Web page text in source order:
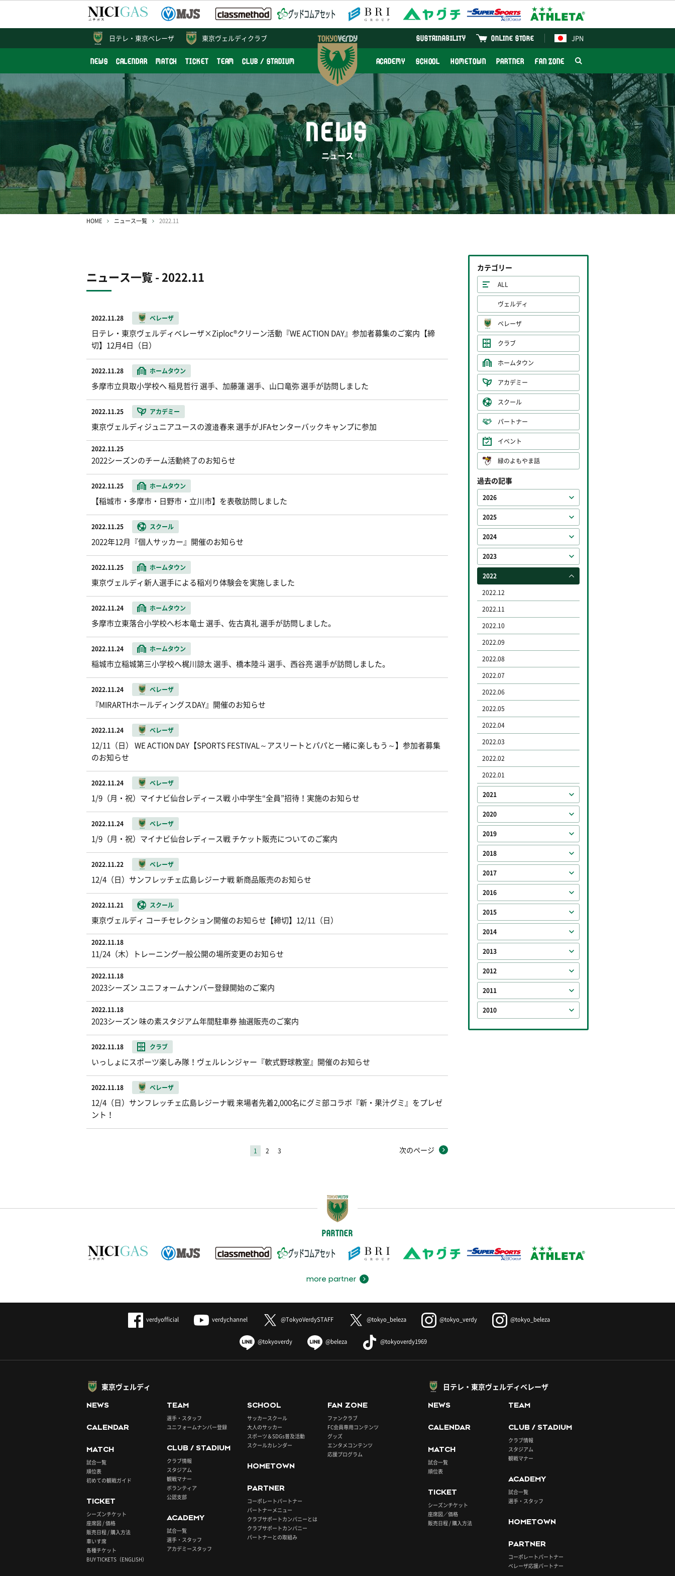
東京ヴェルディクラブ JPN
ONLINE STORE
SUSTAINABILITY
NEWS CALENDAR MATCH TICKET TEAM CLUB / STADIUM ACADEMY SCHOOL HOMETOWN PARTNER FAN ZONE
日テレ・ 東京ベレーザ
NEWS
ニュース
HOME ニュース一覧 2022.11
ニュース一覧 - 2022.11
2022.11.28 ベレーザ
日テレ・東京ヴェルディベレーザ×Ziploc®クリーン活動『WE ACTION DAY』参加者募集のご案内【締
切】12月4日（日）
2022.11.28 ホームタウン
多摩市立貝取小学校へ 稲見哲行 選手、加藤蓮 選手、山口竜弥 選手が訪問しました
2022.11.25 アカデミー
東京ヴェルディジュニアユースの渡邉春来 選手がJFAセンターバックキャンプに参加
2022.11.25
2022シーズンのチーム活動終了のお知らせ
2022.11.25 ホームタウン
【稲城市・多摩市・日野市・立川市】を表敬訪問しました
2022.11.25 スクール
2022年12月『個人サッカー』開催のお知らせ
2022.11.25 ホームタウン
東京ヴェルディ新人選手による稲刈り体験会を実施しました
2022.11.24 ホームタウン
多摩市立東落合小学校へ杉本竜士 選手、佐古真礼 選手が訪問しました。
2022.11.24 ホームタウン
稲城市立稲城第三小学校へ梶川諒太 選手、橋本陸斗 選手、西谷亮 選手が訪問しました。
2022.11.24 ベレーザ
『MIRARTHホールディングスDAY』開催のお知らせ
2022.11.24 ベレーザ
12/11（日） WE ACTION DAY【SPORTS FESTIVAL～アスリートとパパと一緒に楽しもう～】参加者募集
のお知らせ
2022.11.24 ベレーザ
1/9（月・祝）マイナビ仙台レディース戦 小中学生“全員”招待！実施のお知らせ
2022.11.24 ベレーザ
1/9（月・祝）マイナビ仙台レディース戦 チケット販売についてのご案内
2022.11.22 ベレーザ
12/4（日）サンフレッチェ広島レジーナ戦 新商品販売のお知らせ
2022.11.21 スクール
東京ヴェルディ コーチセレクション開催のお知らせ【締切】12/11（日）
2022.11.18
11/24（木）トレーニング一般公開の場所変更のお知らせ
2022.11.18
2023シーズン ユニフォームナンバー登録開始のご案内
2022.11.18
2023シーズン 味の素スタジアム年間駐車券 抽選販売のご案内
2022.11.18 クラブ
いっしょにスポーツ楽しみ隊！ヴェルレンジャー『軟式野球教室』開催のお知らせ
2022.11.18 ベレーザ
12/4（日）サンフレッチェ広島レジーナ戦 来場者先着2,000名にグミ部コラボ『新・果汁グミ』をプレゼ
ント！
1 2 3 次のページ
カテゴリー
ALL
ヴェルディ
ベレーザ
クラブ
ホームタウン
アカデミー
スクール
パートナー
イベント
緑のよもやま話
過去の記事
2026
2025
2024
2023
2022
2022.12
2022.11
2022.10
2022.09
2022.08
2022.07
2022.06
2022.05
2022.04
2022.03
2022.02
2022.01
2021
2020
2019
2018
2017
2016
2015
2014
2013
2012
2011
2010
PARTNER
more partner
verdyofficial verdychannel @TokyoVerdySTAFF @tokyo_beleza @tokyo_verdy @tokyo_beleza
@tokyoverdy @beleza @tokyoverdy1969
東京ヴェルディ
NEWS
CALENDAR
MATCH
試合一覧
順位表
初めての観戦ガイド
TICKET
シーズンチケット
座席図 / 価格
販売日程 / 購入方法
車いす席
各種チケット
BUY TICKETS（ENGLISH）
TEAM
選手・スタッフ
ユニフォームナンバー登録
CLUB / STADIUM
クラブ情報
スタジアム
観戦マナー
ボランティア
公認支部
ACADEMY
試合一覧
選手・スタッフ
アカデミースタッフ
SCHOOL
サッカースクール
大人のサッカー
スポーツ＆SDGs普及活動
スクールカレンダー
HOMETOWN
PARTNER
コーポレートパートナー
パートナーメニュー
クラブサポートカンパニーとは
クラブサポートカンパニー
パートナーとの取組み
FAN ZONE
ファンクラブ
FC会員専用コンテンツ
グッズ
エンタメコンテンツ
応援プログラム
日テレ・東京ヴェルディベレーザ
NEWS
CALENDAR
MATCH
試合一覧
順位表
TICKET
シーズンチケット
座席図／価格
販売日程 / 購入方法
TEAM
CLUB / STADIUM
クラブ情報
スタジアム
観戦マナー
ACADEMY
試合一覧
選手・スタッフ
HOMETOWN
PARTNER
コーポレートパートナー
ベレーザ応援パートナー